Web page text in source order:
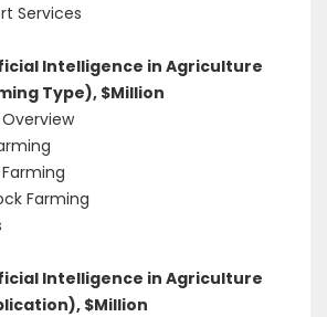
Intelligence in Agriculture
Type), $Million
Farming
Intelligence in Agriculture
$Million